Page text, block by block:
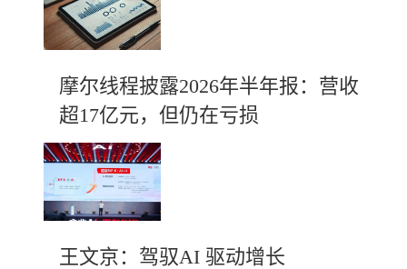
摩尔线程披露2026年半年报：营收
超17亿元，但仍在亏损
王文京：驾驭AI 驱动增长